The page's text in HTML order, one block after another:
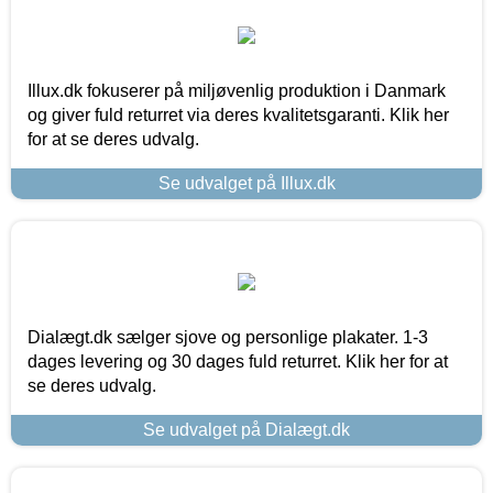
Illux.dk fokuserer på miljøvenlig produktion i Danmark
og giver fuld returret via deres kvalitetsgaranti. Klik her
for at se deres udvalg.
Se udvalget på Illux.dk
Dialægt.dk sælger sjove og personlige plakater. 1-3
dages levering og 30 dages fuld returret. Klik her for at
se deres udvalg.
Se udvalget på Dialægt.dk